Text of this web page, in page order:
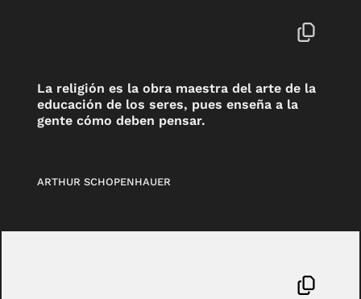
La religión es la obra maestra del arte de la
educación de los seres, pues enseña a la
gente cómo deben pensar.
ARTHUR SCHOPENHAUER